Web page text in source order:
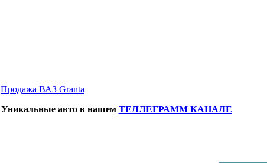
Продажа ВАЗ Granta
Уникальные авто в нашем ТЕЛЛЕГРАММ КАНАЛЕ